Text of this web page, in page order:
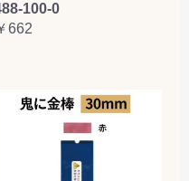
100-0
662